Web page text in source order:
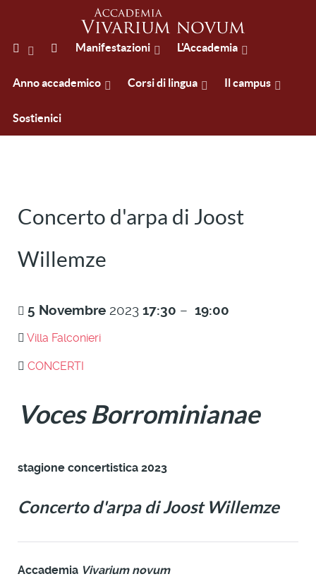
Manifestazioni L'Accademia
Anno accademico Corsi di lingua Il campus
Sostienici
Concerto d'arpa di Joost
Willemze
5 Novembre 2023 17:30 – 19:00
Villa Falconieri
CONCERTI
Voces Borrominianae
stagione concertistica 2023
Concerto d'arpa di Joost Willemze
Accademia Vivarium novum